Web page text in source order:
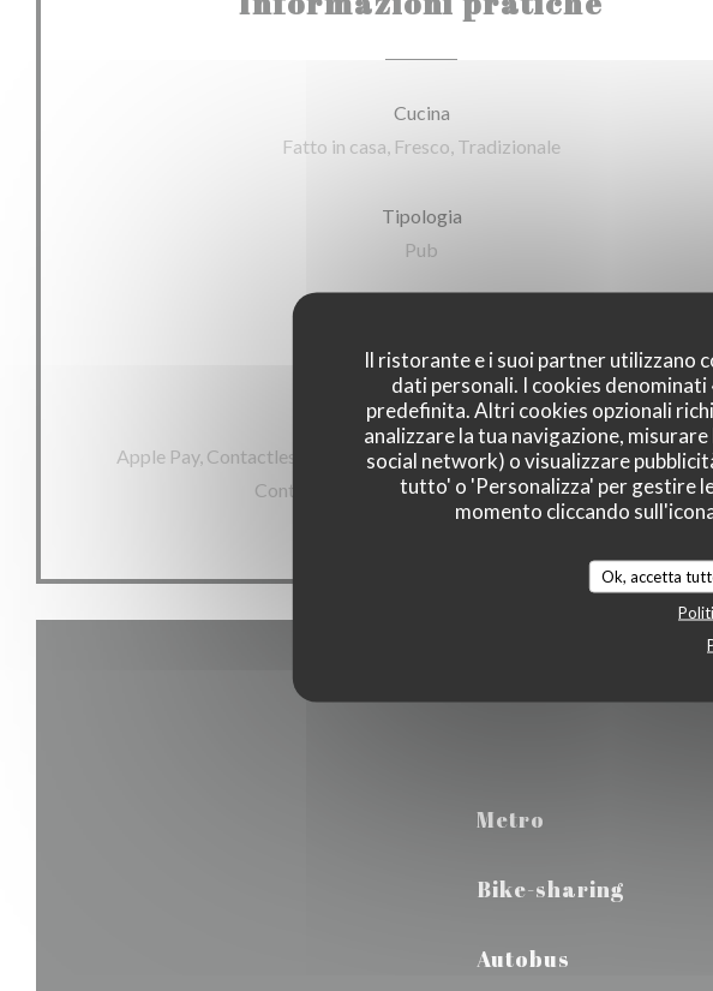
Il ristorante e i suoi partner utilizzano
dati personali. I cookies
predefinita. Altri cookies opzionali
analizzare la tua navigazione,
social network) o visualizzare
tutto' o 'Personalizza' per gestire
momento cliccando
Ok, accetta
Cucina
Fatto in casa, Fresco, Tradizionale
Tipologia
Pub
Wifi, Terrazzo
Metodo di pagamento
Apple Pay, Contactless Payment, Eurocard / Mastercard, Titoli
Contanti, Visa, Buoni vacanza, Bancomat
Metro
Bike-sharing
Autobus